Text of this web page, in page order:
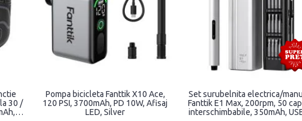
30 /
Pompa bicicleta Fanttik X10 Ace,
120 PSI, 3700mAh, PD 10W, Afisaj
LED, Silver
Set surubelnita electrica/
Fanttik E1 Max, 200rpm, 50
interschimbabile, 350mAh,